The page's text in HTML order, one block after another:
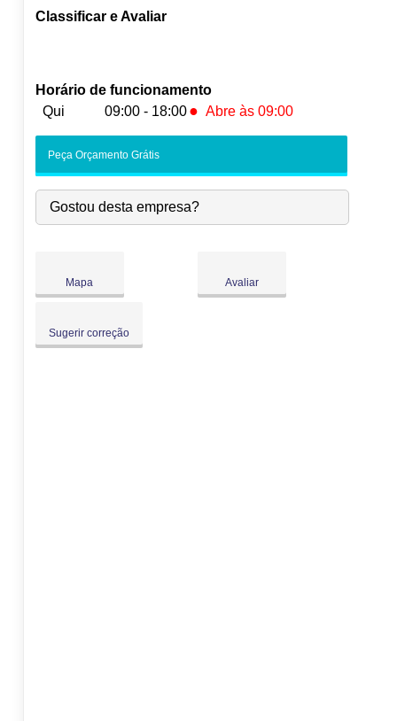
Classificar e Avaliar
Horário de funcionamento
Qui
09:00 - 18:00 ● Abre às 09:00
-
Qua:
09:00-18:00
Qui:
09:00-18:00 ●
Peça Orçamento Grátis
Gostou desta empresa?
Mapa Avaliar
Sugerir correção